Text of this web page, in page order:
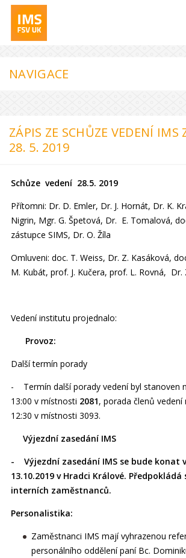
NAVIGACE
ZÁPIS ZE SCHŮZE VEDENÍ IMS
28. 5. 2019
Schůze vedení 28.5. 2019
Přítomni: Dr. D. Emler, Dr. J. Hornát, Dr. K.
Nigrin, Mgr. G. Špetová, Dr. E. Tomalová,
zástupce SIMS, Dr. O. Žíla
Omluveni: doc. T. Weiss, Dr. Z. Kasáková,
M. Kubát, prof. J. Kučera, prof. L. Rovná, Dr.
Vedení institutu projednalo:
Provoz:
Další termín porady
- Termín další porady vedení byl stanoven
13:00 v místnosti 2081, porada členů vedení
12:30 v místnosti 3093.
Výjezdní zasedání IMS
- Výjezdní zasedání IMS se bude konat
13.10.2019 v Hradci Králové. Předpokládá
interních zaměstnanců.
Personalistika:
Zaměstnanci IMS mají vyhrazenou
personálního oddělení paní Bc.